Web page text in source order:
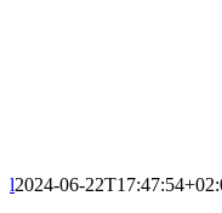
l2024-06-